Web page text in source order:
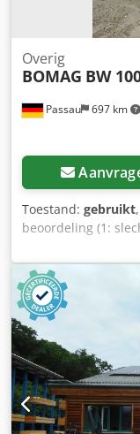
Passau 697 km
Overig
BOMAG BW
Toestand: gebruikt
beoordeling (1:
UVV-keuring!